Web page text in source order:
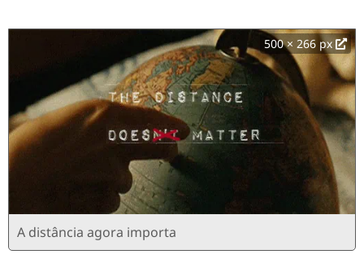
500 × 266 px
A distância agora importa